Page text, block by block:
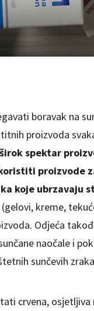
boravak na
proizvoda
spektar
proizvode
koje ubrzavaju
kreme,
Odjeća
naočale i
sunčevih
crvena, osjetljiva